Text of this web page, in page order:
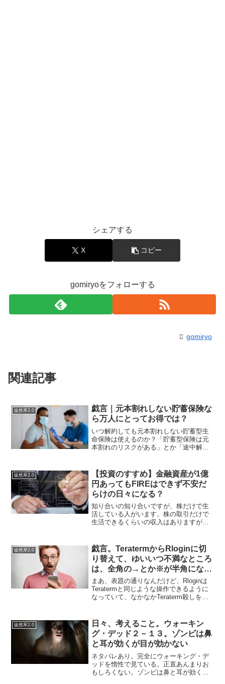
シェアする
X コピー
gomiryoをフォローする
gomiryo
関連記事
徒然草2.0
戯言｜元本割れしない貯蓄保険な
ら万人にとってお得では？
いつ解約しても元本割れしない貯蓄型生
命保険は使えるのか？「貯蓄型保険は元
本割れのリスクがある」とか「途中解約
言葉です。正直なところ以前の私は「情
弱向けの金融商品」だと少...
徒然草2.0
【投資のすすめ】金融資産が1億
円あってもFIREはできず不安だ
らけの日々になる？
知り合いの知り合いですが、株だけで生
活している人がいます。株の取引だけで
生活できるくらいの収入はありますが、
的なこともしているそうです。それは、
なぜでしょうか？理由は…...
徒然草2.0
戯言。TeratermからRloginに切
り替えて、ゆいいつ不満なところ
は、全角の→とか※が半角になっ
てしまうこと
まあ、表題の通りなんだけど、Rloginは
Teratermと同じような操作できるように
なっていて、なかなかTeraterm殺しを意
としては、乗り換えがすごい楽...
徒然草2.0
日々、考えること。ウォーキン
グ・デッド２－１３。ゾンビは鼻
と耳が効くが目が効かない
ネタバレあり。完全にウォーキング・デ
ッドを惰性で見ている。正直あんまりお
もしろくない。ゾンビは鼻と耳が効くが